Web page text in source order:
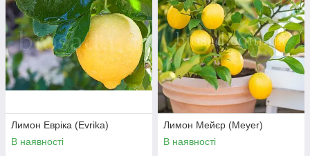
Лимон Евріка (Evrika)
В наявності
Лимон Мейєр (Meyer)
В наявності